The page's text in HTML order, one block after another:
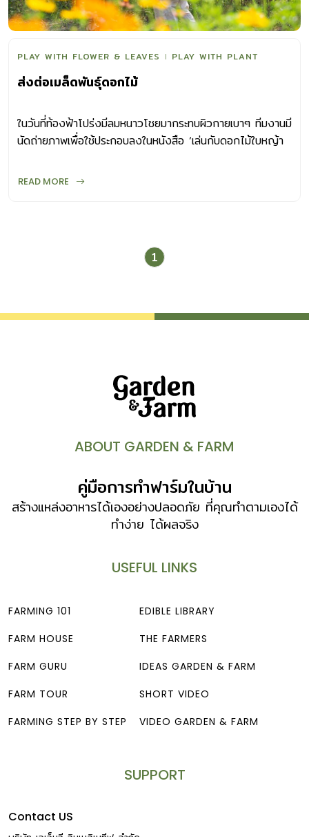
PLAY WITH FLOWER & LEAVES PLAY WITH PLANT
ส่งต่อเมล็ดพันธุ์ดอกไม้
ในวันที่ท้องฟ้าโปร่งมีลมหนาวโชยมากระทบผิวกายเบาๆ ทีมงานมี
นัดถ่ายภาพเพื่อใช้ประกอบลงในหนังสือ ‘เล่นกับดอกไม้ใบหญ้า
ในชั่วโมงเรียนภาษาอังกฤษ คุณครูโอลิเวียคนสวย ได้พาเด็กๆ
แดดให้แห้ง จากนั้นชวนเด็กๆ มาทำซองใส่เมล็ดพันธุ์สำหรับแลก
เปลี่ยนกันในชุมชนเล็กๆ ของพวกเขา การแลกเปลี่ยน นอกจาก
ชนิดอีกด้วย “เราแบ่งเมล็ดพันธุ์ให้เพื่อน เพื่อนแบ่งเมล็ดพันธุ์ให้
นี้ได้ในหนังสือ’เล่นกับดอกไม้ใบหญ้า’ ของสำนักพิมพ์บ้านและ
READ MORE
1
ABOUT GARDEN & FARM
คู่มือการทำฟาร์มในบ้าน
สร้างแหล่งอาหารได้เองอย่างปลอดภัย ที่คุณทำตามเองได้
ทำง่าย ได้ผลจริง
USEFUL LINKS
FARMING 101
FARM HOUSE
FARM GURU
FARM TOUR
FARMING STEP BY STEP
EDIBLE LIBRARY
THE FARMERS
IDEAS GARDEN & FARM
SHORT VIDEO
VIDEO GARDEN & FARM
SUPPORT
Contact US